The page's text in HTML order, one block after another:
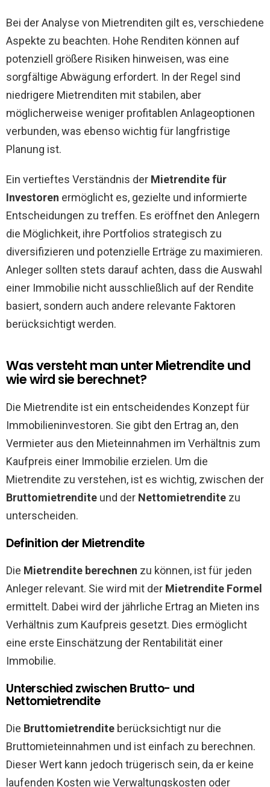
Bei der Analyse von Mietrenditen gilt es, verschiedene
Aspekte zu beachten. Hohe Renditen können auf
potenziell größere Risiken hinweisen, was eine
sorgfältige Abwägung erfordert. In der Regel sind
niedrigere Mietrenditen mit stabilen, aber
möglicherweise weniger profitablen Anlageoptionen
verbunden, was ebenso wichtig für langfristige
Planung ist.
Ein vertieftes Verständnis der Mietrendite für
Investoren ermöglicht es, gezielte und informierte
Entscheidungen zu treffen. Es eröffnet den Anlegern
die Möglichkeit, ihre Portfolios strategisch zu
diversifizieren und potenzielle Erträge zu maximieren.
Anleger sollten stets darauf achten, dass die Auswahl
einer Immobilie nicht ausschließlich auf der Rendite
basiert, sondern auch andere relevante Faktoren
berücksichtigt werden.
Was versteht man unter Mietrendite und
wie wird sie berechnet?
Die Mietrendite ist ein entscheidendes Konzept für
Immobilieninvestoren. Sie gibt den Ertrag an, den
Vermieter aus den Mieteinnahmen im Verhältnis zum
Kaufpreis einer Immobilie erzielen. Um die
Mietrendite zu verstehen, ist es wichtig, zwischen der
Bruttomietrendite und der Nettomietrendite zu
unterscheiden.
Definition der Mietrendite
Die Mietrendite berechnen zu können, ist für jeden
Anleger relevant. Sie wird mit der Mietrendite Formel
ermittelt. Dabei wird der jährliche Ertrag an Mieten ins
Verhältnis zum Kaufpreis gesetzt. Dies ermöglicht
eine erste Einschätzung der Rentabilität einer
Immobilie.
Unterschied zwischen Brutto- und
Nettomietrendite
Die Bruttomietrendite berücksichtigt nur die
Bruttomieteinnahmen und ist einfach zu berechnen.
Dieser Wert kann jedoch trügerisch sein, da er keine
laufenden Kosten wie Verwaltungskosten oder